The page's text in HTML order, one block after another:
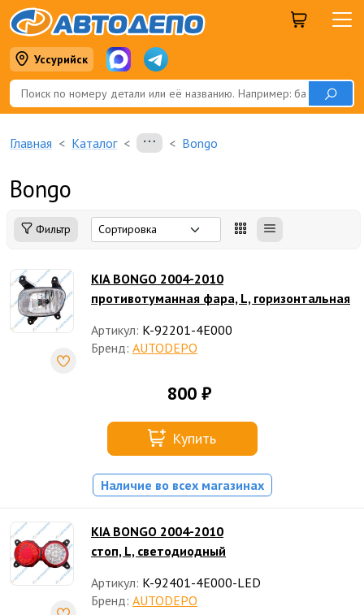
Уссурийск
Главная Каталог Bongo
Bongo
Фильтр
KIA BONGO 2004-2010
противотуманная фара, L, горизонтальная
Артикул: K-92201-4E000
Бренд: AUTODEPO
800 ₽
Купить
Наличие во всех магазинах
KIA BONGO 2004-2010
стоп, L, светодиодный
Артикул: K-92401-4E000-LED
Бренд: AUTODEPO